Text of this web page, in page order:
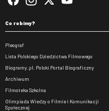
Co robimy?
Pleograf
Lista Polskiego Dziedzictwa Filmowego
Biogramy.pl. Polski Portal Biograficzny
Archiwum
Filmoteka Szkolna
Olimpiada Wiedzy o Filmie i Komunikacji
Społecznej